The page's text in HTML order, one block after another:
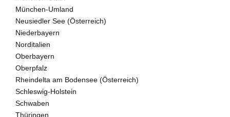
München-Umland
Neusiedler See (Österreich)
Niederbayern
Norditalien
Oberbayern
Oberpfalz
Rheindelta am Bodensee (Österreich)
Schleswig-Holstein
Schwaben
Thüringen